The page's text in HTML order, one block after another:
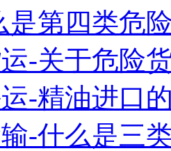
第四类危
-关于危险
-精油进口
-什么是三